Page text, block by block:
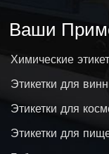
Ваши
Химические
Этикетки для
Этикетки для
Этикетки для